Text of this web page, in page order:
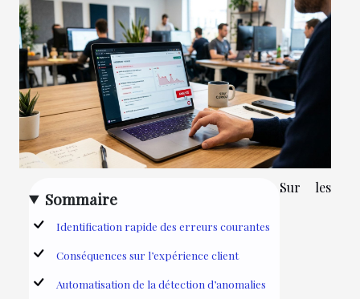
Sommaire
Identification rapide des erreurs courantes
Conséquences sur l’expérience client
Automatisation de la détection d’anomalies
Sur les